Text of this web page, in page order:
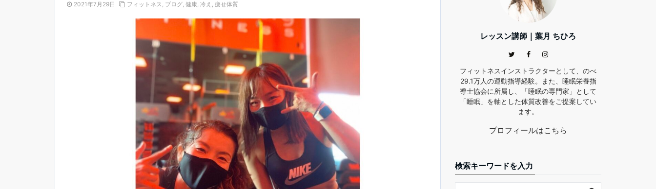
2021年7月29日 フィットネス, ブログ, 健康, 冷え , 痩せ体質
レッスン講師｜葉月 ちひろ
フィットネスインストラクターとして、のべ
29.1万人の運動指導経験。また、睡眠栄養指
導士協会に所属し、「睡眠の専門家」として
「睡眠」を軸とした体質改善をご提案してい
ます。
プロフィールはこちら
検索キーワードを入力